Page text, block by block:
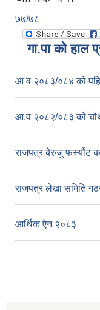
७७/७८
गा.पा काे हाल
आ व २०८३/०८४ को
आ.व २०८२/०८३ को
राजपत्र बेरुजु फर्स्यौट
राजपत्र लेखा समिति
आर्थिक ऐन २०८३